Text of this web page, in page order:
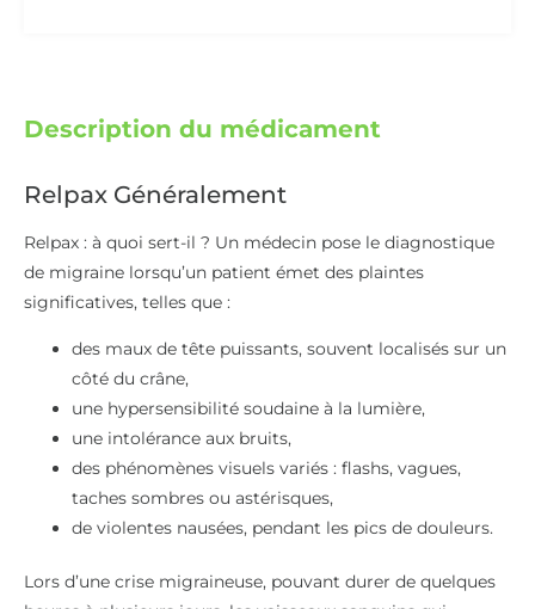
Description du médicament
Relpax Généralement
Relpax : à quoi sert-il ? Un médecin pose le diagnostique
de migraine lorsqu’un patient émet des plaintes
significatives, telles que :
des maux de tête puissants, souvent localisés sur un
côté du crâne,
une hypersensibilité soudaine à la lumière,
une intolérance aux bruits,
des phénomènes visuels variés : flashs, vagues,
taches sombres ou astérisques,
de violentes nausées, pendant les pics de douleurs.
Lors d’une crise migraineuse, pouvant durer de quelques